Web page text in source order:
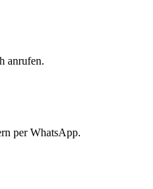
anrufen.
per WhatsApp.